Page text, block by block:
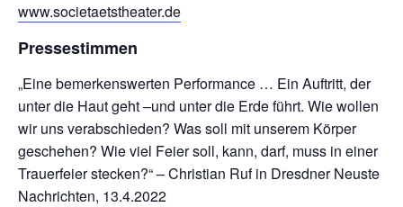
www.societaetstheater.de
Pressestimmen
„Eine bemerkenswerten Performance … Ein Auftritt, der
unter die Haut geht –und unter die Erde führt. Wie wollen
wir uns verabschieden? Was soll mit unserem Körper
geschehen? Wie viel Feier soll, kann, darf, muss in einer
Trauerfeier stecken?“ – Christian Ruf in Dresdner Neuste
Nachrichten, 13.4.2022